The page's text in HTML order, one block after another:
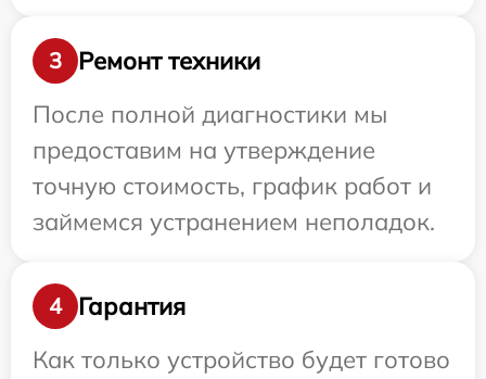
3
Ремонт техники
После полной диагностики мы
предоставим на утверждение
точную стоимость, график работ и
займемся устранением неполадок.
4
Гарантия
Как только устройство будет готово